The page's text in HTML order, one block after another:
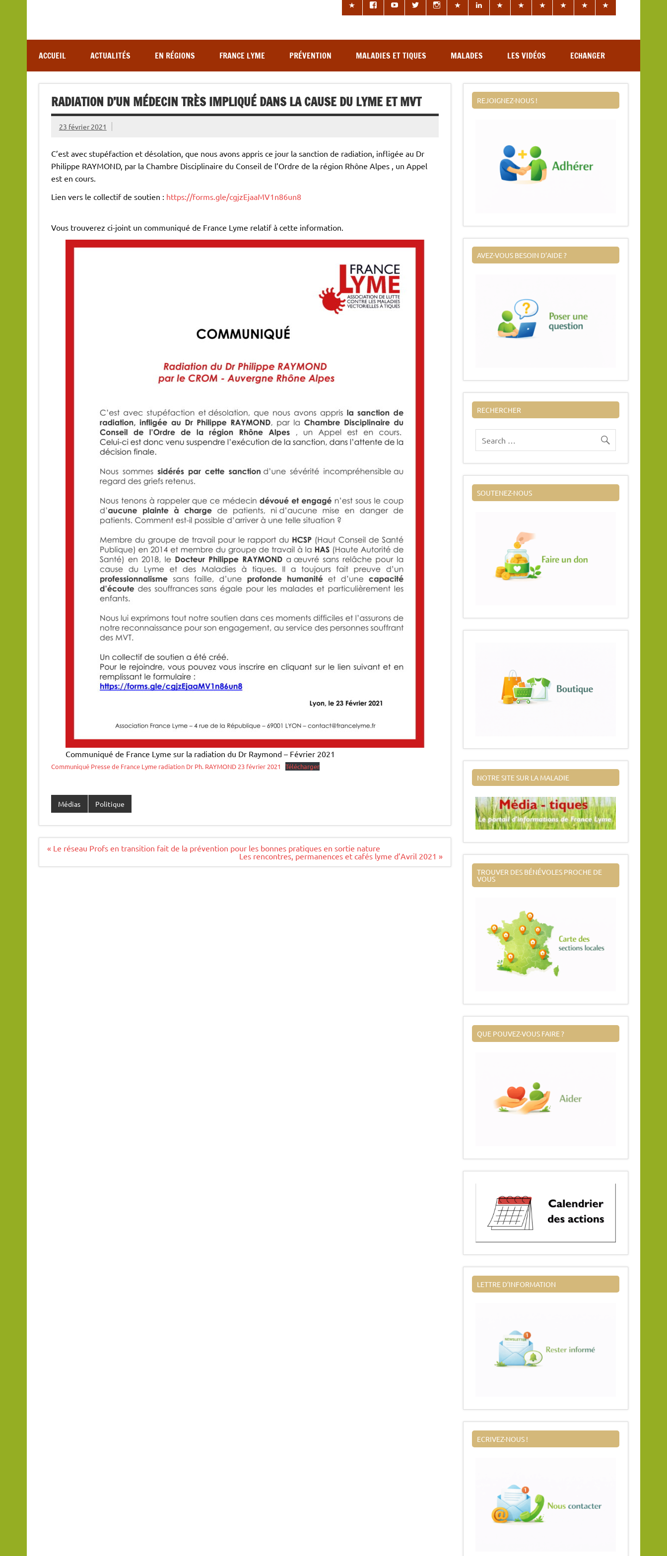
ACCUEIL ACTUALITÉS EN RÉGIONS FRANCE LYME PRÉVENTION MALADIES ET TIQUES MALADES LES VIDÉOS ECHANGER
RADIATION D’UN MÉDECIN TRÈS IMPLIQUÉ DANS LA CAUSE DU LYME ET MVT
23 février 2021
C’est avec stupéfaction et désolation, que nous avons appris ce jour la sanction de radiation, infligée au Dr
Philippe RAYMOND, par la Chambre Disciplinaire du Conseil de l’Ordre de la région Rhône Alpes , un Appel
est en cours.
Lien vers le collectif de soutien : https://forms.gle/cgjzEjaaMV1n86un8
Vous trouverez ci-joint un communiqué de France Lyme relatif à cette information.
Communiqué de France Lyme sur la radiation du Dr Raymond – Février 2021
Communiqué Presse de France Lyme radiation Dr Ph. RAYMOND 23 février 2021 Télécharger
Médias Politique
Navigation
« Le réseau Profs en transition fait de la prévention pour les bonnes pratiques en sortie nature
Les rencontres, permanences et cafés lyme d’Avril 2021 »
REJOIGNEZ-NOUS !
AVEZ-VOUS BESOIN D’AIDE ?
RECHERCHER
SOUTENEZ-NOUS
NOTRE SITE SUR LA MALADIE
TROUVER DES BÉNÉVOLES PROCHE DE
VOUS
QUE POUVEZ-VOUS FAIRE ?
LETTRE D’INFORMATION
ECRIVEZ-NOUS !